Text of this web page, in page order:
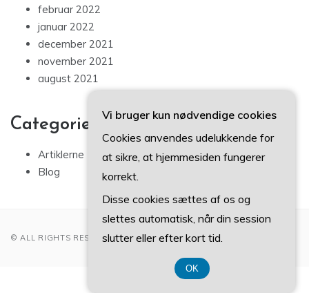
februar 2022
januar 2022
december 2021
november 2021
august 2021
Categories
Artiklerne
Blog
© ALL RIGHTS RESERVED 2022
Vi bruger kun nødvendige cookies
Cookies anvendes udelukkende for
at sikre, at hjemmesiden fungerer
korrekt.
Disse cookies sættes af os og
slettes automatisk, når din session
slutter eller efter kort tid.
OK